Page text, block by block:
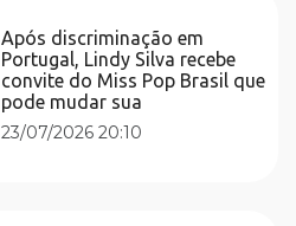
Após discriminação em
Portugal, Lindy Silva recebe
convite do Miss Pop Brasil que
pode mudar sua
23/07/2026 20:10